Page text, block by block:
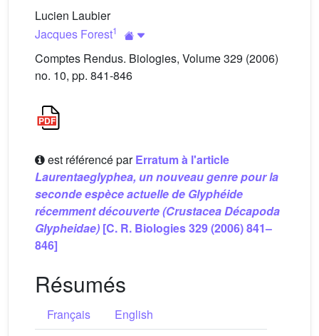
Lucien Laubier
Jacques Forest1
Comptes Rendus. Biologies, Volume 329 (2006)
no. 10, pp. 841-846
est référencé parErratum à l'article
Laurentaeglyphea, un nouveau genre pour la
seconde espèce actuelle de Glyphéide
récemment découverte (Crustacea Décapoda
Glypheidae) [C. R. Biologies 329 (2006) 841–
846]
Résumés
Français
English